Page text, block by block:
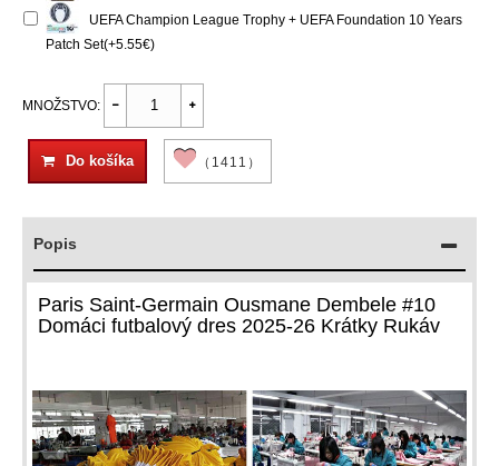
UEFA Champion League Trophy + UEFA Foundation 10 Years
Patch Set(+5.55€)
MNOŽSTVO:
Do košíka （1411）
Popis
Paris Saint-Germain Ousmane Dembele #10
Domáci futbalový dres 2025-26 Krátky Rukáv